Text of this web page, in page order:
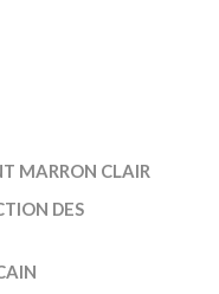
MARRON CLAIR
DES